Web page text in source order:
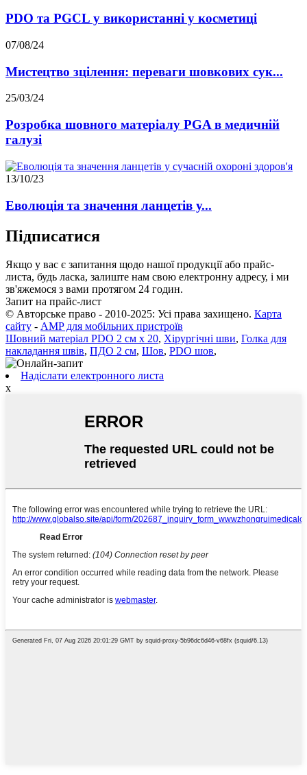
PDO та PGCL у використанні у косметиці
07/08/24
Мистецтво зцілення: переваги шовкових сук...
25/03/24
Розробка шовного матеріалу PGA в медичній
галузі
13/10/23
Еволюція та значення ланцетів у...
Підписатися
Якщо у вас є запитання щодо нашої продукції або прайс-
листа, будь ласка, залиште нам свою електронну адресу, і ми
зв'яжемося з вами протягом 24 годин.
Запит на прайс-лист
© Авторське право - 2010-2025: Усі права захищено. Карта
сайту - AMP для мобільних пристроїв
Шовний матеріал PDO 2 см x 20, Хірургічні шви, Голка для
накладання швів, ПДО 2 см, Шов, PDO шов,
Надіслати електронного листа
x